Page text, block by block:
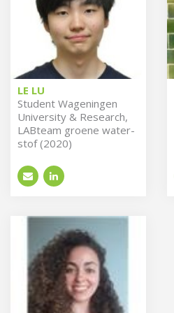
LE LU
Stu­dent Wa­ge­nin­gen
Uni­ver­si­ty & Re­search,
LAB­team groe­ne wa­ter­
stof (2020)